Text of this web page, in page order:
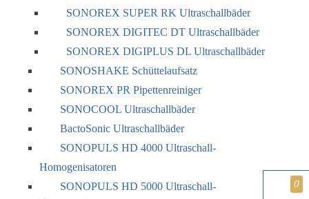
SONOREX SUPER RK Ultraschallbäder
SONOREX DIGITEC DT Ultraschallbäder
SONOREX DIGIPLUS DL Ultraschallbäder
SONOSHAKE Schüttelaufsatz
SONOREX PR Pipettenreiniger
SONOCOOL Ultraschallbäder
BactoSonic Ultraschallbäder
SONOPULS HD 4000 Ultraschall-
Homogenisatoren
SONOPULS HD 5000 Ultraschall-
0